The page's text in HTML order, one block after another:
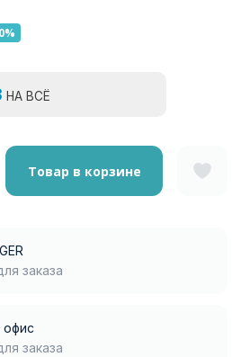
НА ВСЁ
Товар в корзине
заказа
заказа